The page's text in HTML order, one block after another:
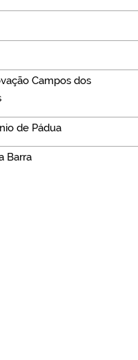
Campos dos
de Pádua
Barra